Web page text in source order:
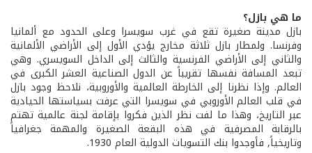
ما هي بازل؟
بازل مدينة صغيرة تقع في غرب سويسرا وعلى الحدود مع ألمانيا
وفرنسا. ولمطار بازل ثلاثة مخارج يؤدي الأول إلى الأراضي الألمانية
والثاني إلى الأراضي الفرنسية والثالث إلى الداخل السويسري. وهي
تبعد المسافة نفسها تقريباً عن الدول الصناعية العشر الكبرى في
العالم. وإذا نظرنا إلى الخارطة العالمية والأوروبية، نلاحظ وجود بازل
في قلب العالم الأوروبي في سويسرا التي عرفت بسياستها الحيادية
عبر التاريخ، وهذا ما لفت نظر الذين فكروا بإقامة لجنة عالمية تهتم
بالرقابة المصرفية في هذه البقعة الصغيرة والمهمة جغرافياً
وتاريخياً, فأوجدوا بنك التسويات الدولية العام 1930.